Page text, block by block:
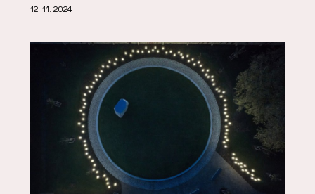
12. 11. 2024